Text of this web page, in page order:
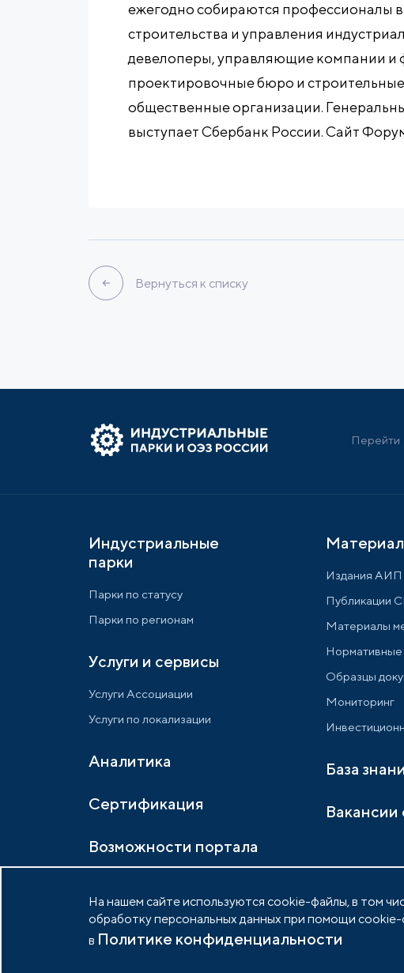
ежегодно собираются профессионалы
строительства и управления
девелоперы, управляющие компании и
проектировочные бюро и
общественные организации.
выступает Сбербанк России. Сайт
Вернуться к списку
Перейти
Индустриальные
парки
Парки по статусу
Парки по регионам
Услуги и сервисы
Услуги Ассоциации
Услуги по локализации
Аналитика
Сертификация
Возможности портала
Издания АИП
Публикации
Материалы
Нормативные
Образцы
Мониторинг
База
Вакансии
© 2026 Портал индустриальных парков России
На нашем сайте используются cookie-файлы, в том
обработку персональных данных при помощи
в Политике конфиденциальности